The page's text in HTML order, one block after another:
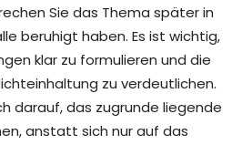
Sie das Thema später in
beruhigt haben. Es ist wichtig,
klar zu formulieren und die
zu verdeutlichen.
darauf, das zugrunde liegende
anstatt sich nur auf das